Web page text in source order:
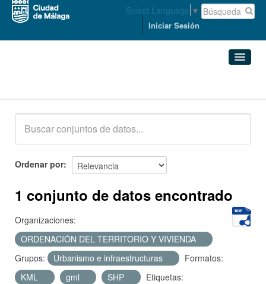
Select Language ▼
Iniciar Sesión
Acerca de
Ordenar por
1 conjunto de datos encontrado
Organizaciones:
ORDENACIÓN DEL TERRITORIO Y VIVIENDA
Grupos:
Urbanismo e infraestructuras
Formatos:
KML
gml SHP
Etiquetas: